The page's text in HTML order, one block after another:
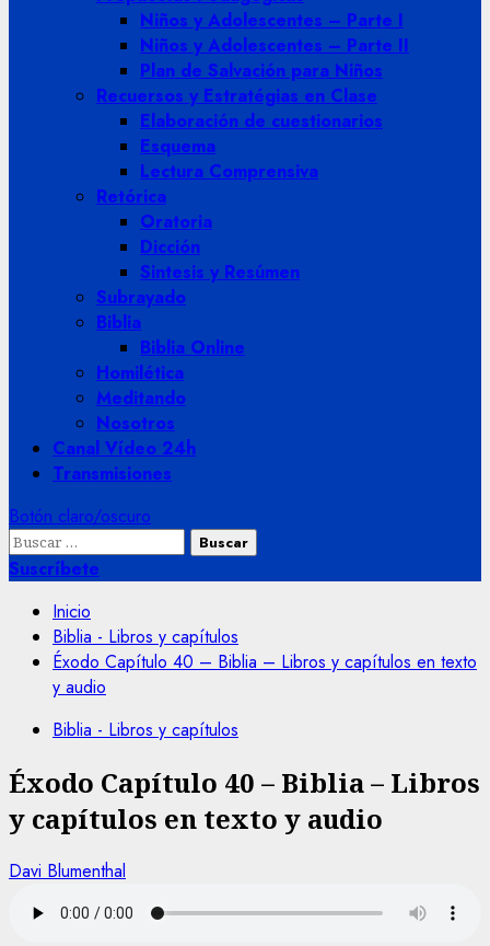
Niños y Adolescentes – Parte I
Niños y Adolescentes – Parte II
Plan de Salvación para Niños
Recuersos y Estratégias en Clase
Elaboración de cuestionarios
Esquema
Lectura Comprensiva
Retórica
Oratoria
Dicción
Sintesis y Resúmen
Subrayado
Biblia
Biblia Online
Homilética
Meditando
Nosotros
Canal Vídeo 24h
Transmisiones
Botón claro/oscuro
Buscar:
Suscríbete
Inicio
Biblia - Libros y capítulos
Éxodo Capítulo 40 – Biblia – Libros y capítulos en texto
y audio
Biblia - Libros y capítulos
Éxodo Capítulo 40 – Biblia – Libros
y capítulos en texto y audio
Davi Blumenthal